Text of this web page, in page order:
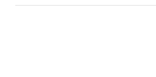
korpusu, s